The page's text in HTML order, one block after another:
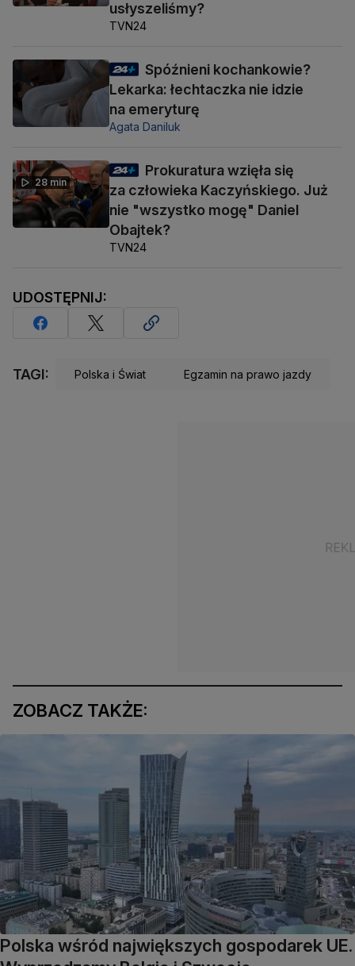
usłyszeliśmy?
TVN24
Spóźnieni kochankowie?
Lekarka: łechtaczka nie idzie
na emeryturę
Agata Daniluk
28 min
Prokuratura wzięła się
za człowieka Kaczyńskiego. Już
nie "wszystko mogę" Daniel
Obajtek?
TVN24
UDOSTĘPNIJ:
TAGI: Polska i Świat Egzamin na prawo jazdy
ZOBACZ TAKŻE:
Polska wśród największych gospodarek UE.